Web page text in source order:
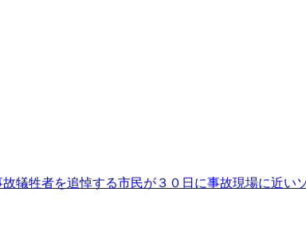
故犠牲者を追悼する市民が３０日に事故現場に近い